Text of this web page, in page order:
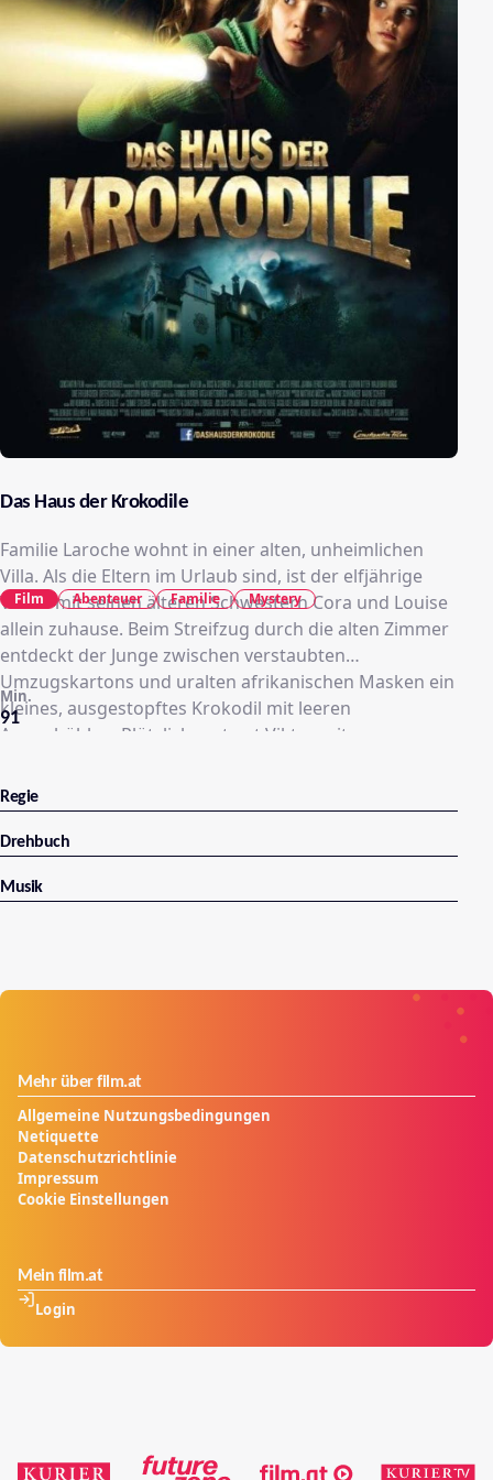
Das Haus der Krokodile
Familie Laroche wohnt in einer alten, unheimlichen
Villa. Als die Eltern im Urlaub sind, ist der elfjährige
Viktor mit seinen älteren Schwestern Cora und Louise
allein zuhause. Beim Streifzug durch die alten Zimmer
entdeckt der Junge zwischen verstaubten
Umzugskartons und uralten afrikanischen Masken ein
kleines, ausgestopftes Krokodil mit leeren
Augenhöhlen. Plötzlich erstarrt Viktor mit
Hinter ihm huscht eine dunkle Gestalt durch die
Wohnung. Ein Einbrecher, ein Geist? Viktor beginnt
panisch nach ihm zu suchen. Dabei stößt er im
Das junge Mädchen ist vor vielen Jahren auf
spürt, dass er einem großen Geheimnis auf der Spur
91
Min.
Film Abenteuer Familie Mystery
Regie
Drehbuch
Musik
Mehr über film.at
Allgemeine Nutzungsbedingungen
Netiquette
Datenschutzrichtlinie
Impressum
Cookie Einstellungen
Mein film.at
Login